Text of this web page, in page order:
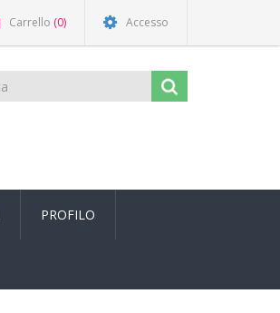
Carrello (0) Accesso
PROFILO